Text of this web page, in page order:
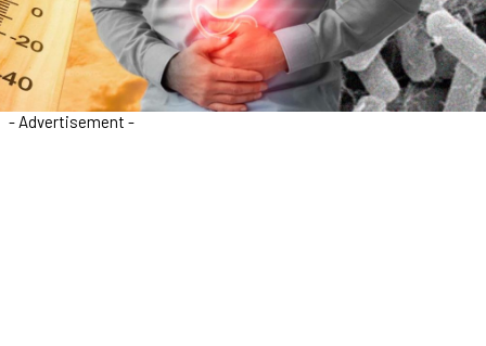
- Advertisement -